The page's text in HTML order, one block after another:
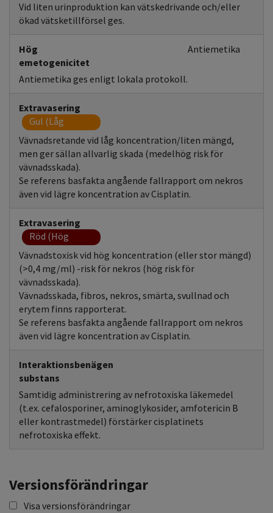
Vid liten urinproduktion kan vätskedrivande och/eller
ökad vätsketillförsel ges.
Hög
emetogenicitet
Antiemetika
Antiemetika ges enligt lokala protokoll.
Extravasering
Gul (Låg
koncentration)
Vävnadsretande vid låg koncentration/liten mängd,
men ger sällan allvarlig skada (medelhög risk för
vävnadsskada).
Se referens basfakta angående fallrapport om nekros
även vid lägre koncentration av Cisplatin.
Extravasering
Röd (Hög
koncentration)
Vävnadstoxisk vid hög koncentration (eller stor mängd)
(>0,4 mg/ml) -risk för nekros (hög risk för
vävnadsskada).
Vävnadsskada, fibros, nekros, smärta, svullnad och
erytem finns rapporterat.
Se referens basfakta angående fallrapport om nekros
även vid lägre koncentration av Cisplatin.
Interaktionsbenägen
substans
Samtidig administrering av nefrotoxiska läkemedel
(t.ex. cefalosporiner, aminoglykosider, amfotericin B
eller kontrastmedel) förstärker cisplatinets
nefrotoxiska effekt.
Versionsförändringar
Visa versionsförändringar